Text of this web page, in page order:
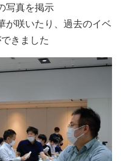
写真を掲示
が咲いたり、過去のイベ
きました